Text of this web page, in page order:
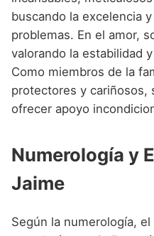
buscando la excelencia
problemas. En el amor,
valorando la estabilidad
Como miembros de la
protectores y cariñosos,
ofrecer apoyo
Numerología y
Jaime
Según la numerología,